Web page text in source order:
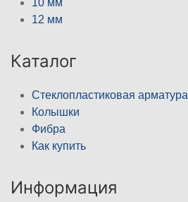
10 мм
12 мм
Каталог
Стеклопластиковая арматура
Колышки
Фибра
Как купить
Информация